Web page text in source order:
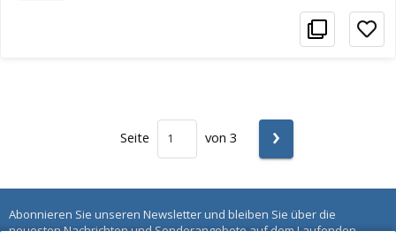
Seite von 3 ›
Abonnieren Sie unseren Newsletter und bleiben Sie über die
neuesten Nachrichten und Sonderangebote auf dem Laufenden.